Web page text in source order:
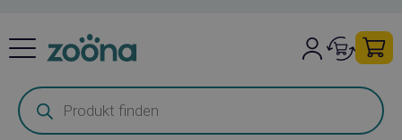
Products
search